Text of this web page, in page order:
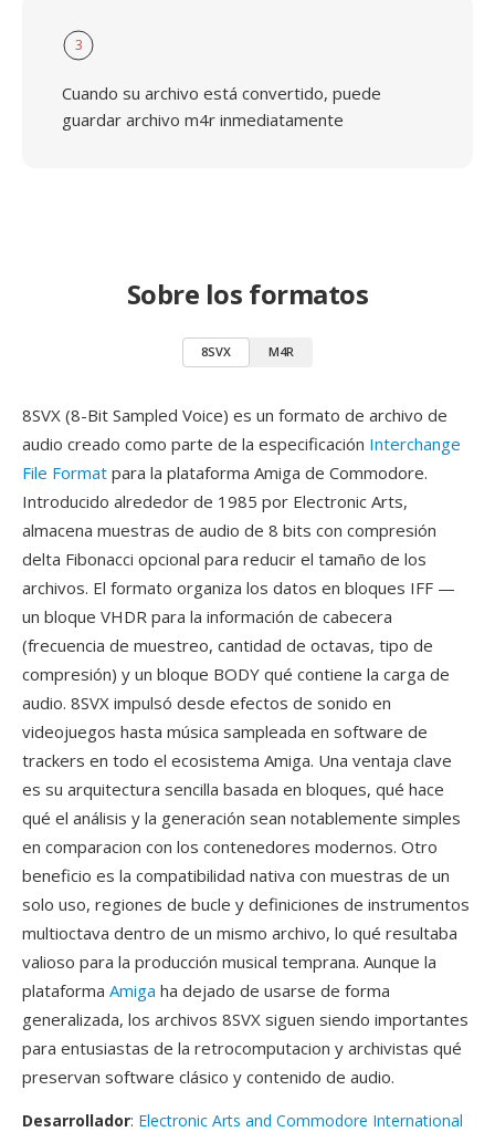
3
Cuando su archivo está convertido, puede
guardar archivo m4r inmediatamente
Sobre los formatos
8SVX M4R
8SVX (8-Bit Sampled Voice) es un formato de archivo de
audio creado como parte de la especificación Interchange
File Format para la plataforma Amiga de Commodore.
Introducido alrededor de 1985 por Electronic Arts,
almacena muestras de audio de 8 bits con compresión
delta Fibonacci opcional para reducir el tamaño de los
archivos. El formato organiza los datos en bloques IFF —
un bloque VHDR para la información de cabecera
(frecuencia de muestreo, cantidad de octavas, tipo de
compresión) y un bloque BODY qué contiene la carga de
audio. 8SVX impulsó desde efectos de sonido en
videojuegos hasta música sampleada en software de
trackers en todo el ecosistema Amiga. Una ventaja clave
es su arquitectura sencilla basada en bloques, qué hace
qué el análisis y la generación sean notablemente simples
en comparacion con los contenedores modernos. Otro
beneficio es la compatibilidad nativa con muestras de un
solo uso, regiones de bucle y definiciones de instrumentos
multioctava dentro de un mismo archivo, lo qué resultaba
valioso para la producción musical temprana. Aunque la
plataforma Amiga ha dejado de usarse de forma
generalizada, los archivos 8SVX siguen siendo importantes
para entusiastas de la retrocomputacion y archivistas qué
preservan software clásico y contenido de audio.
Desarrollador: Electronic Arts and Commodore International